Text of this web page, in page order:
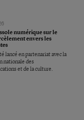
numérique sur le
envers les
lancé en partenariat avec la
nationale des
et de la culture.